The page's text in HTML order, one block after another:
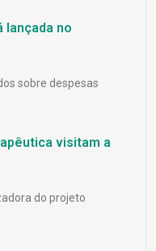
lançada no
sobre despesas
visitam a
do projeto